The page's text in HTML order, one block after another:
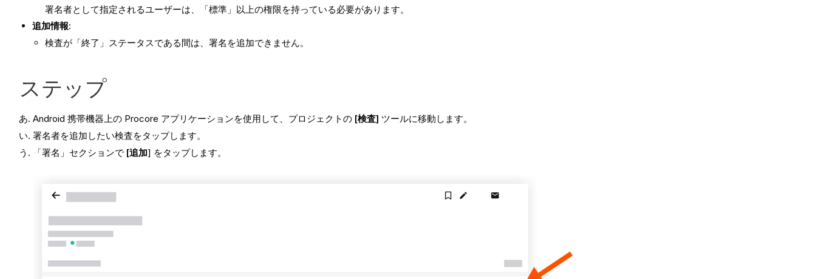
署名者として指定されるユーザーは、「標準」以上の権限を持っている必要があります。
追加情報:
検査が「終了」ステータスである間は、署名を追加できません。
ステップ
Android 携帯機器上の Procore アプリケーションを使用して、プロジェクトの [検査] ツールに移動します。
署名者を追加したい検査をタップします。
「署名」セクションで [追加] をタップします。